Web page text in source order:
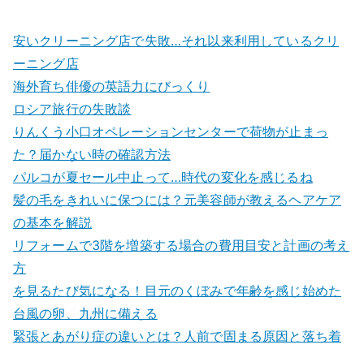
安いクリーニング店で失敗…それ以来利用しているクリ
ーニング店
海外育ち俳優の英語力にびっくり
ロシア旅行の失敗談
りんくう小口オペレーションセンターで荷物が止まっ
た？届かない時の確認方法
パルコが夏セール中止って…時代の変化を感じるね
髪の毛をきれいに保つには？元美容師が教えるヘアケア
の基本を解説
リフォームで3階を増築する場合の費用目安と計画の考え
方
を見るたび気になる！目元のくぼみで年齢を感じ始めた
台風の卵、九州に備える
緊張とあがり症の違いとは？人前で固まる原因と落ち着